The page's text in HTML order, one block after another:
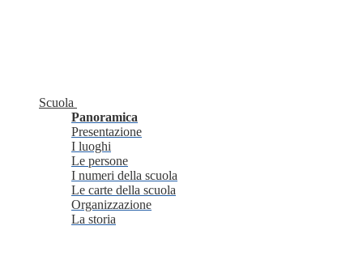
Scuola
Panoramica
Presentazione
I luoghi
Le persone
I numeri della scuola
Le carte della scuola
Organizzazione
La storia